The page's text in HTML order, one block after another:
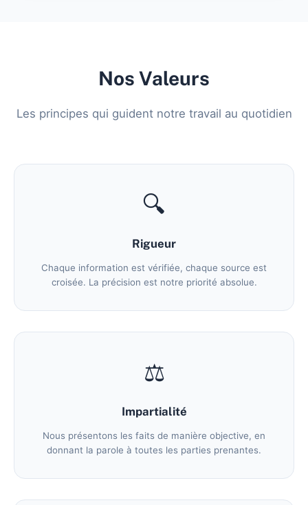
Nos Valeurs
Les principes qui guident notre travail au quotidien
🔍
Rigueur
Chaque information est vérifiée, chaque source est
croisée. La précision est notre priorité absolue.
⚖️
Impartialité
Nous présentons les faits de manière objective, en
donnant la parole à toutes les parties prenantes.